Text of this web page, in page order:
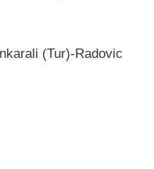
(Tur)-Radovic